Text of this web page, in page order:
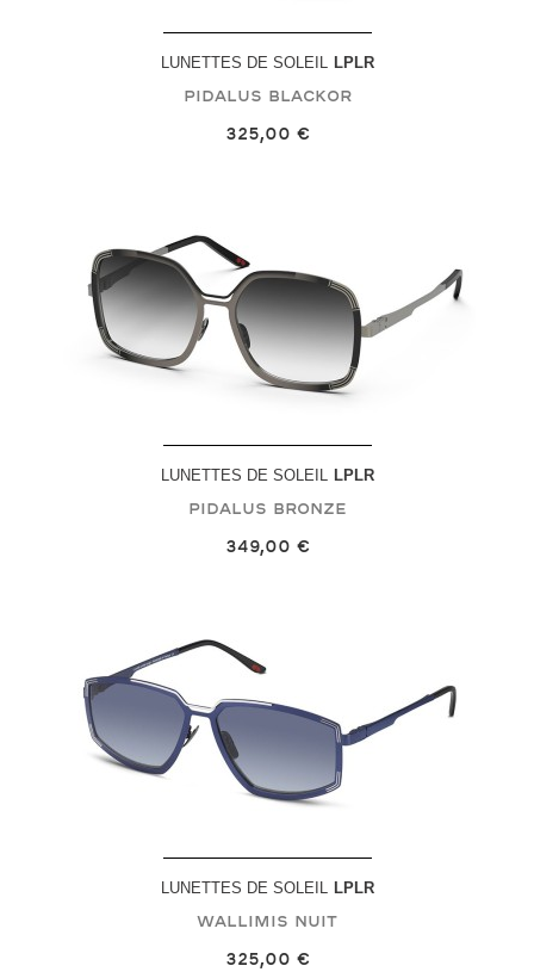
LUNETTES DE SOLEIL LPLR
Pidalus Blackor
325,00 €
LUNETTES DE SOLEIL LPLR
Pidalus Bronze
349,00 €
LUNETTES DE SOLEIL LPLR
Wallimis Nuit
325,00 €